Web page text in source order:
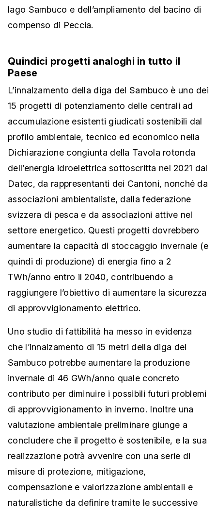
lago Sambuco e dell’ampliamento del bacino di
compenso di Peccia.
Quindici progetti analoghi in tutto il
Paese
L’innalzamento della diga del Sambuco è uno dei
15 progetti di potenziamento delle centrali ad
accumulazione esistenti giudicati sostenibili dal
profilo ambientale, tecnico ed economico nella
Dichiarazione congiunta della Tavola rotonda
dell’energia idroelettrica sottoscritta nel 2021 dal
Datec, da rappresentanti dei Cantoni, nonché da
associazioni ambientaliste, dalla federazione
svizzera di pesca e da associazioni attive nel
settore energetico. Questi progetti dovrebbero
aumentare la capacità di stoccaggio invernale (e
quindi di produzione) di energia fino a 2
TWh/anno entro il 2040, contribuendo a
raggiungere l’obiettivo di aumentare la sicurezza
di approvvigionamento elettrico.
Uno studio di fattibilità ha messo in evidenza
che l’innalzamento di 15 metri della diga del
Sambuco potrebbe aumentare la produzione
invernale di 46 GWh/anno quale concreto
contributo per diminuire i possibili futuri problemi
di approvvigionamento in inverno. Inoltre una
valutazione ambientale preliminare giunge a
concludere che il progetto è sostenibile, e la sua
realizzazione potrà avvenire con una serie di
misure di protezione, mitigazione,
compensazione e valorizzazione ambientali e
naturalistiche da definire tramite le successive